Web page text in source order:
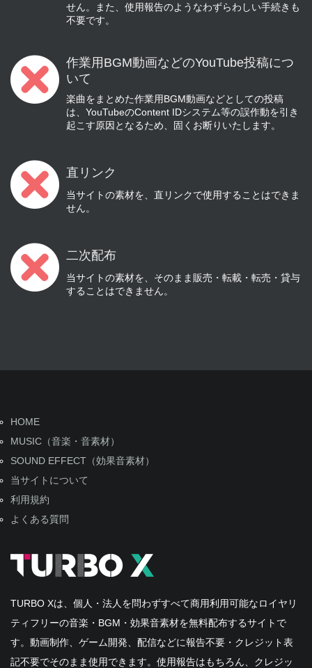
せん。また、使用報告のようなわずらわしい手続きも
不要です。
作業用BGM動画などのYouTube投稿につ
いて
楽曲をまとめた作業用BGM動画などとしての投稿
は、YouTubeのContent IDシステム等の誤作動を引き
起こす原因となるため、固くお断りいたします。
直リンク
当サイトの素材を、直リンクで使用することはできま
せん。
二次配布
当サイトの素材を、そのまま販売・転載・転売・貸与
することはできません。
HOME
MUSIC（音楽・音素材）
SOUND EFFECT（効果音素材）
当サイトについて
利用規約
よくある質問
TURBO Xは、個人・法人を問わずすべて商用利用可能なロイヤリ
ティフリーの音楽・BGM・効果音素材を無料配布するサイトで
す。動画制作、ゲーム開発、配信などに報告不要・クレジット表
記不要でそのまま使用できます。使用報告はもちろん、クレジッ